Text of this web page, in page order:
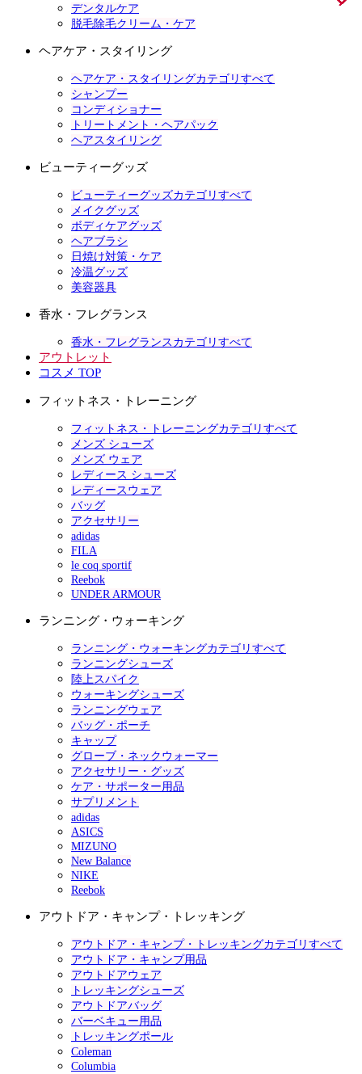
デンタルケア
脱毛除毛クリーム・ケア
ヘアケア・スタイリング
ヘアケア・スタイリングカテゴリすべて
シャンプー
コンディショナー
トリートメント・ヘアパック
ヘアスタイリング
ビューティーグッズ
ビューティーグッズカテゴリすべて
メイクグッズ
ボディケアグッズ
ヘアブラシ
日焼け対策・ケア
冷温グッズ
美容器具
香水・フレグランス
香水・フレグランスカテゴリすべて
アウトレット
コスメ TOP
フィットネス・トレーニング
フィットネス・トレーニングカテゴリすべて
メンズ シューズ
メンズ ウェア
レディース シューズ
レディースウェア
バッグ
アクセサリー
adidas
FILA
le coq sportif
Reebok
UNDER ARMOUR
ランニング・ウォーキング
ランニング・ウォーキングカテゴリすべて
ランニングシューズ
陸上スパイク
ウォーキングシューズ
ランニングウェア
バッグ・ポーチ
キャップ
グローブ・ネックウォーマー
アクセサリー・グッズ
ケア・サポーター用品
サプリメント
adidas
ASICS
MIZUNO
New Balance
NIKE
Reebok
アウトドア・キャンプ・トレッキング
アウトドア・キャンプ・トレッキングカテゴリすべて
アウトドア・キャンプ用品
アウトドアウェア
トレッキングシューズ
アウトドアバッグ
バーベキュー用品
トレッキングポール
Coleman
Columbia